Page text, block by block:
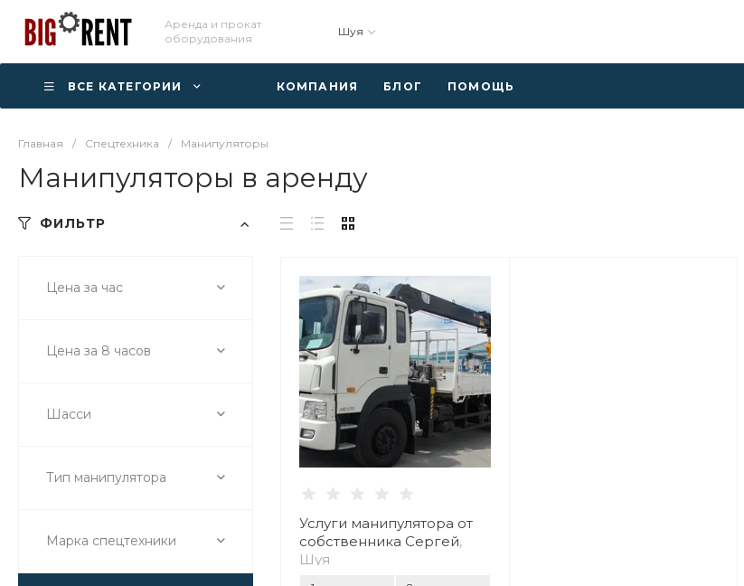
Аренда и прокат
оборудования
Шуя
ВСЕ КАТЕГОРИИ КОМПАНИЯ БЛОГ ПОМОЩЬ
Главная / Спецтехника / Манипуляторы
Манипуляторы в аренду
ФИЛЬТР
Цена за час
Цена за 8 часов
Шасси
Тип манипулятора
Марка спецтехники
Услуги манипулятора от
собственника Сергей,
Шуя